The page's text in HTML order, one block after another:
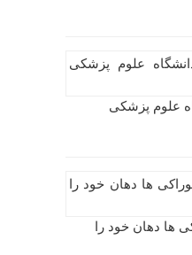
علوم پزشکی
ها دهان خود را